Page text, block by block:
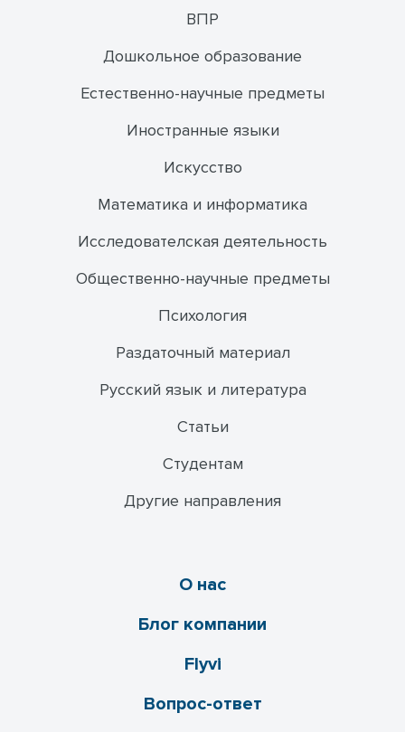
ВПР
Дошкольное образование
Естественно-научные предметы
Иностранные языки
Искусство
Математика и информатика
Исследователская деятельность
Общественно-научные предметы
Психология
Раздаточный материал
Русский язык и литература
Статьи
Студентам
Другие направления
О нас
Блог компании
Flyvi
Вопрос-ответ